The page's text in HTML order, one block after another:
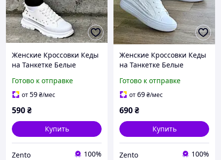
Женские Кроссовки Кеды
на Танкетке Белые
Платформе (размеры:
36,37,38,39,40,41) - 33-2
Готово к отправке
от59₴/мес
590₴
Купить
Zento 100%
Женские Кроссовки Кеды
на Танкетке Белые
Платформе (размеры:
36,37,38,39,40,41) - 70-1
Готово к отправке
от69₴/мес
690₴
Купить
Zento 100%